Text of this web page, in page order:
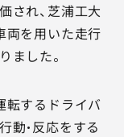
され、芝浦工大
両を用いた走行
ました。
転するドライバ
動・反応をする